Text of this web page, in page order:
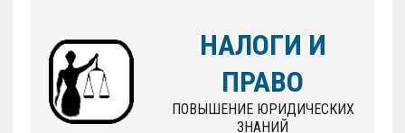
НАЛОГИ И
ПРАВО
ПОВЫШЕНИЕ ЮРИДИЧЕСКИХ
ЗНАНИЙ